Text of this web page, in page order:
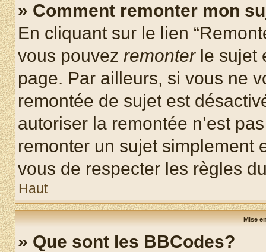
» Comment remonter mon
En cliquant sur le lien
vous pouvez remonterle sujet
page. Par ailleurs, si vous ne
remontée de sujet est
autoriser la remontée n’est
remonter un sujet simplement
vous de respecter les règles
Haut
Mise
» Que sont les BBCodes?